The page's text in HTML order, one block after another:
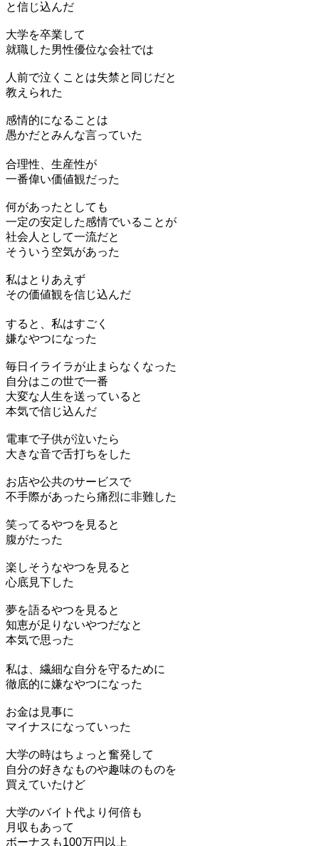
と信じ込んだ
大学を卒業して
就職した男性優位な会社では
人前で泣くことは失禁と同じだと
教えられた
感情的になることは
愚かだとみんな言っていた
合理性、生産性が
一番偉い価値観だった
何があったとしても
一定の安定した感情でいることが
社会人として一流だと
そういう空気があった
私はとりあえず
その価値観を信じ込んだ
すると、私はすごく
嫌なやつになった
毎日イライラが止まらなくなった
自分はこの世で一番
大変な人生を送っていると
本気で信じ込んだ
電車で子供が泣いたら
大きな音で舌打ちをした
お店や公共のサービスで
不手際があったら痛烈に非難した
笑ってるやつを見ると
腹がたった
楽しそうなやつを見ると
心底見下した
夢を語るやつを見ると
知恵が足りないやつだなと
本気で思った
私は、繊細な自分を守るために
徹底的に嫌なやつになった
お金は見事に
マイナスになっていった
大学の時はちょっと奮発して
自分の好きなものや趣味のものを
買えていたけど
大学のバイト代より何倍も
月収もあって
ボーナスも100万円以上